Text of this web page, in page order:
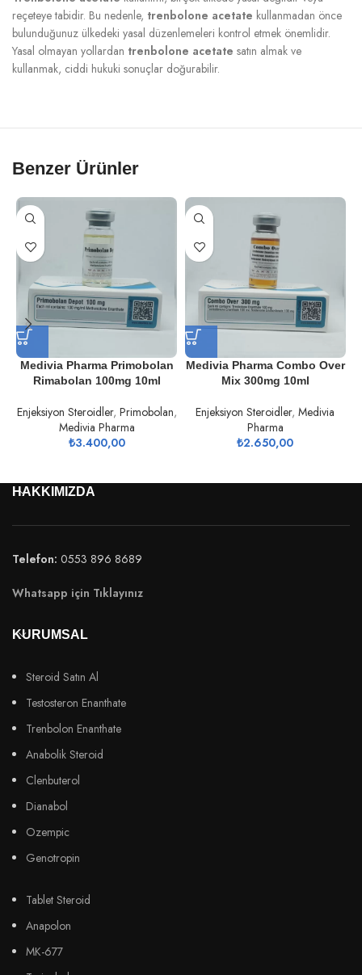
reçeteye tabidir. Bu nedenle, trenbolone acetate kullanmadan önce
bulunduğunuz ülkedeki yasal düzenlemeleri kontrol etmek önemlidir.
Yasal olmayan yollardan trenbolone acetate satın almak ve
kullanmak, ciddi hukuki sonuçlar doğurabilir.
Benzer Ürünler
Medivia Pharma Primobolan
Rimabolan 100mg 10ml
Enjeksiyon Steroidler, Primobolan,
Medivia Pharma
₺3.400,00
Medivia Pharma Combo Over
Mix 300mg 10ml
Enjeksiyon Steroidler,Medivia
Pharma
₺2.650,00
HAKKIMIZDA
Telefon: 0553 896 8689
Whatsapp için Tıklayınız
KURUMSAL
Steroid Satın Al
Testosteron Enanthate
Trenbolon Enanthate
Anabolik Steroid
Clenbuterol
Dianabol
Ozempic
Genotropin
Tablet Steroid
Anapolon
MK-677